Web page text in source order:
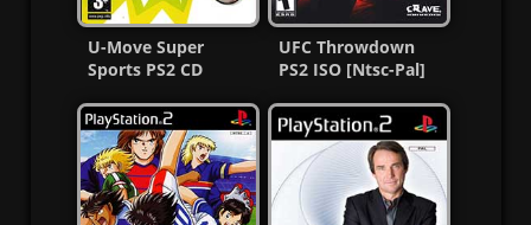
U-Move Super
Sports PS2 CD
UFC Throwdown
PS2 ISO [Ntsc-Pal]